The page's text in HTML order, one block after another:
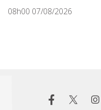
08h00 07/08/2026